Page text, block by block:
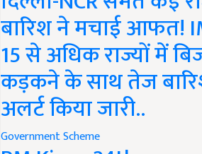
बारिश ने मचाई आफत!
15 से अधिक राज्यों में
कड़कने के साथ तेज
अलर्ट किया जारी..
Government Scheme